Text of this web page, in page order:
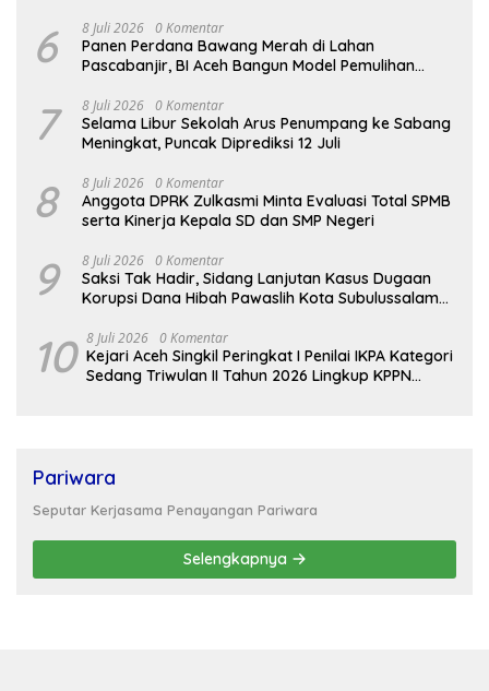
6 8 Juli 2026 0 Komentar
Panen Perdana Bawang Merah di Lahan
Pascabanjir, BI Aceh Bangun Model Pemulihan
7 8 Juli 2026 0 Komentar
Selama Libur Sekolah Arus Penumpang ke Sabang
Meningkat, Puncak Diprediksi 12 Juli
8 8 Juli 2026 0 Komentar
Anggota DPRK Zulkasmi Minta Evaluasi Total SPMB
serta Kinerja Kepala SD dan SMP Negeri
9 8 Juli 2026 0 Komentar
Saksi Tak Hadir, Sidang Lanjutan Kasus Dugaan
Korupsi Dana Hibah Pawaslih Kota Subulussalam
10 8 Juli 2026 0 Komentar
Kejari Aceh Singkil Peringkat I Penilai IKPA Kategori
Sedang Triwulan II Tahun 2026 Lingkup KPPN
Pariwara
Seputar Kerjasama Penayangan Pariwara
Selengkapnya